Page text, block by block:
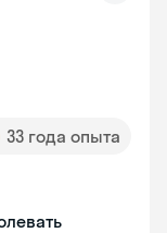
33 года опыта